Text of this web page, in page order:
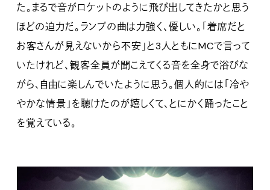
た。まるで音がロケットのように飛び出してきたかと思う
ほどの迫力だ。ランプの曲は力強く、優しい。「着席だと
お客さんが見えないから不安」と3人ともにMCで言って
いたけれど、観客全員が聞こえてくる音を全身で浴びな
がら、自由に楽しんでいたように思う。個人的には「冷や
やかな情景」を聴けたのが嬉しくて、とにかく踊ったこと
を覚えている。